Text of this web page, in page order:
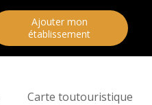
Ajouter mon
établissement
Carte toutouristique